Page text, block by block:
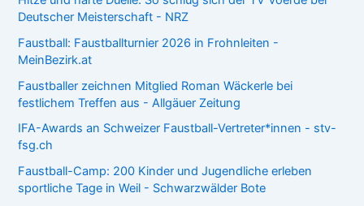
Deutscher Meisterschaft - NRZ
Faustball: Faustballturnier 2026 in Frohnleiten -
MeinBezirk.at
Faustballer zeichnen Mitglied Roman Wäckerle bei
festlichem Treffen aus - Allgäuer Zeitung
IFA-Awards an Schweizer Faustball-Vertreter*innen - stv-
fsg.ch
Faustball-Camp: 200 Kinder und Jugendliche erleben
sportliche Tage in Weil - Schwarzwälder Bote